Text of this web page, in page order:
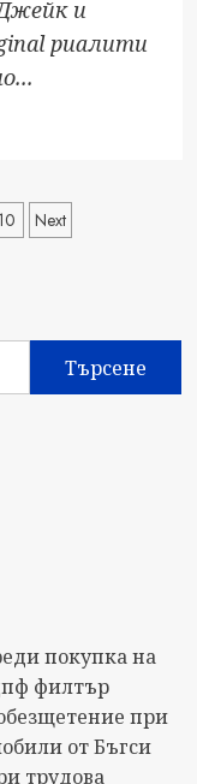
и
риалити
10 Next
Търсене
покупка на
филтър
при
от Бъгси
трудова